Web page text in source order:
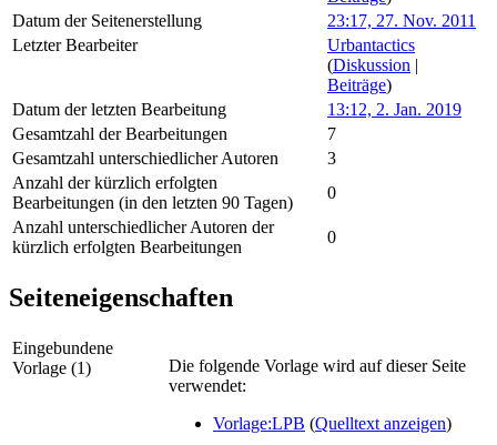
Datum der Seitenerstellung
23:17, 27. Nov. 2011
Letzter Bearbeiter
Urbantactics
(Diskussion
Beiträge)
Datum der letzten Bearbeitung
13:12, 2. Jan. 2019
Gesamtzahl der Bearbeitungen
7
Gesamtzahl unterschiedlicher Autoren
3
Anzahl der kürzlich erfolgten
Bearbeitungen (in den letzten 90 Tagen)
0
Anzahl unterschiedlicher Autoren der
kürzlich erfolgten Bearbeitungen
0
Seiteneigenschaften
Eingebundene
Vorlage (1)
Die folgende Vorlage wird auf dieser Seite
verwendet:
Vorlage:LPB (Quelltext anzeigen)